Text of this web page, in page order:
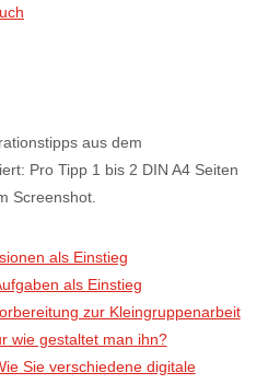
aus dem
Pro Tipp 1 bis 2 DIN A4 Seiten
Screenshot.
als Einstieg
als Einstieg
zur Kleingruppenarbeit
wie gestaltet man ihn?
Sie verschiedene digitale